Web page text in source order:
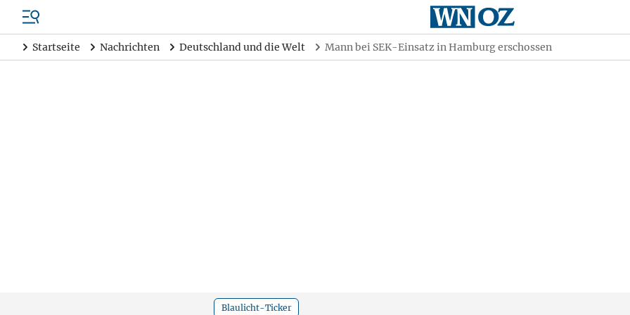
Startseite Nachrichten Deutschland und die Welt Mann bei SEK-Einsatz in Hamburg erschossen
Blaulicht-Ticker